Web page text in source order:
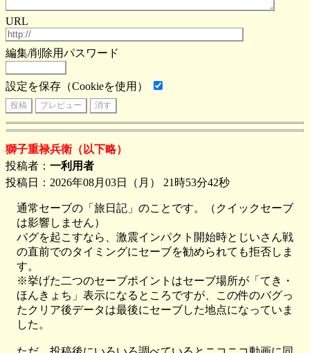
URL
編集/削除用パスワード
設定を保存（Cookieを使用）
獅子重禄兵衛（以下略）
投稿者： 一利用者
投稿日：2026年08月03日（月） 21時53分42秒
通常セーブの「旅日記」のことです。（クイックセーブ
は影響しません）
バグを起こすなら、激震インパクト開始時とじいさん戦
の直前でのタイミングにセーブを勧められても拒否しま
す。
※挙げた二つのセーブポイントはセーブ場所が「てき・
ほんきょち」表示になるところですが、この件のバグっ
たクリア後データは最後にセーブした地点になっていま
した。